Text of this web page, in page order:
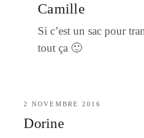
Camille
Si c’est un sac pour
tout ça 🙂
2 NOVEMBRE 2016
Dorine